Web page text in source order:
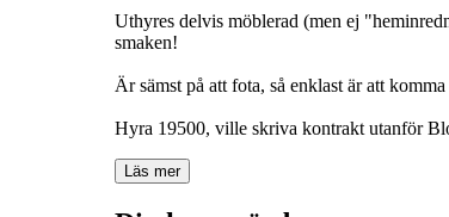
Uthyres delvis möblerad (men ej
smaken!
Är sämst på att fota, så enklast är att
Hyra 19500, ville skriva kontrakt utanför
Läs mer